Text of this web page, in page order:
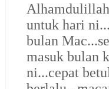
untuk hari
bulan
masuk bulan
ni...cepat